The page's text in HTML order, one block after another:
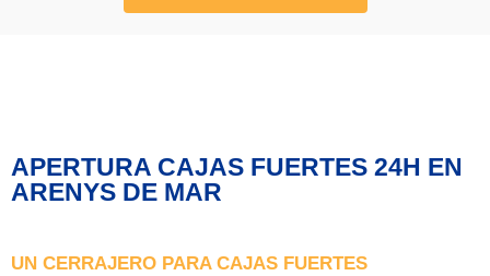
APERTURA CAJAS FUERTES 24H EN
ARENYS DE MAR
UN CERRAJERO PARA CAJAS FUERTES